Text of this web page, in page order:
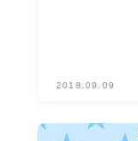
2018.09.09